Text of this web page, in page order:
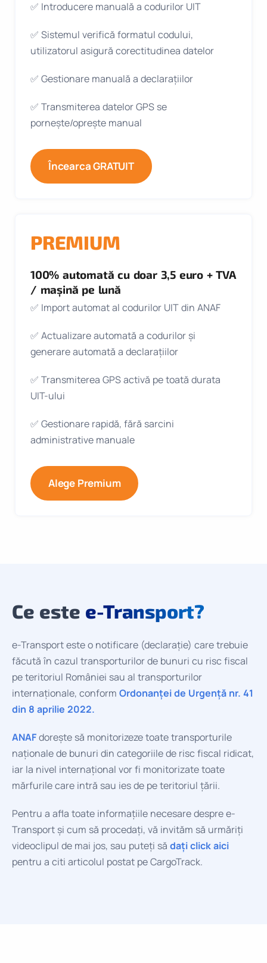
✅ Introducere manuală a codurilor UIT
✅ Sistemul verifică formatul codului,
utilizatorul asigură corectitudinea datelor
✅ Gestionare manuală a declarațiilor
✅ Transmiterea datelor GPS se
pornește/oprește manual
Încearca GRATUIT
PREMIUM
100% automată cu doar 3,5 euro + TVA
/ mașină pe lună
✅ Import automat al codurilor UIT din ANAF
✅ Actualizare automată a codurilor și
generare automată a declarațiilor
✅ Transmiterea GPS activă pe toată durata
UIT-ului
✅ Gestionare rapidă, fără sarcini
administrative manuale
Alege Premium
Ce este e-Transport?
e-Transport este o notificare (declarație) care trebuie
făcută în cazul transporturilor de bunuri cu risc fiscal
pe teritoriul României sau al transporturilor
internaționale, conform Ordonanței de Urgență nr. 41
din 8 aprilie 2022.
ANAFdorește să monitorizeze toate transporturile
naționale de bunuri din categoriile de risc fiscal ridicat,
iar la nivel internațional vor fi monitorizate toate
mărfurile care intră sau ies de pe teritoriul țării.
Pentru a afla toate informațiile necesare despre e-
Transport și cum să procedați, vă invităm să urmăriți
videoclipul de mai jos, sau puteți să dați click aici
pentru a citi articolul postat pe CargoTrack.